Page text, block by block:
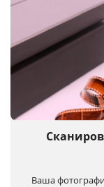
Ваша